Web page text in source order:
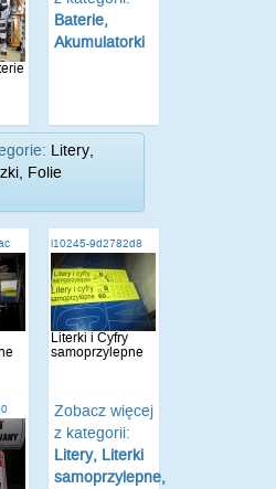
Baterie,
Akumulatorki
Litery,
Folie
i10245-9d2782d8
Literki i Cyfry
samoprzylepne
Zobacz więcej
z kategorii:
Litery, Literki
samoprzylepne,